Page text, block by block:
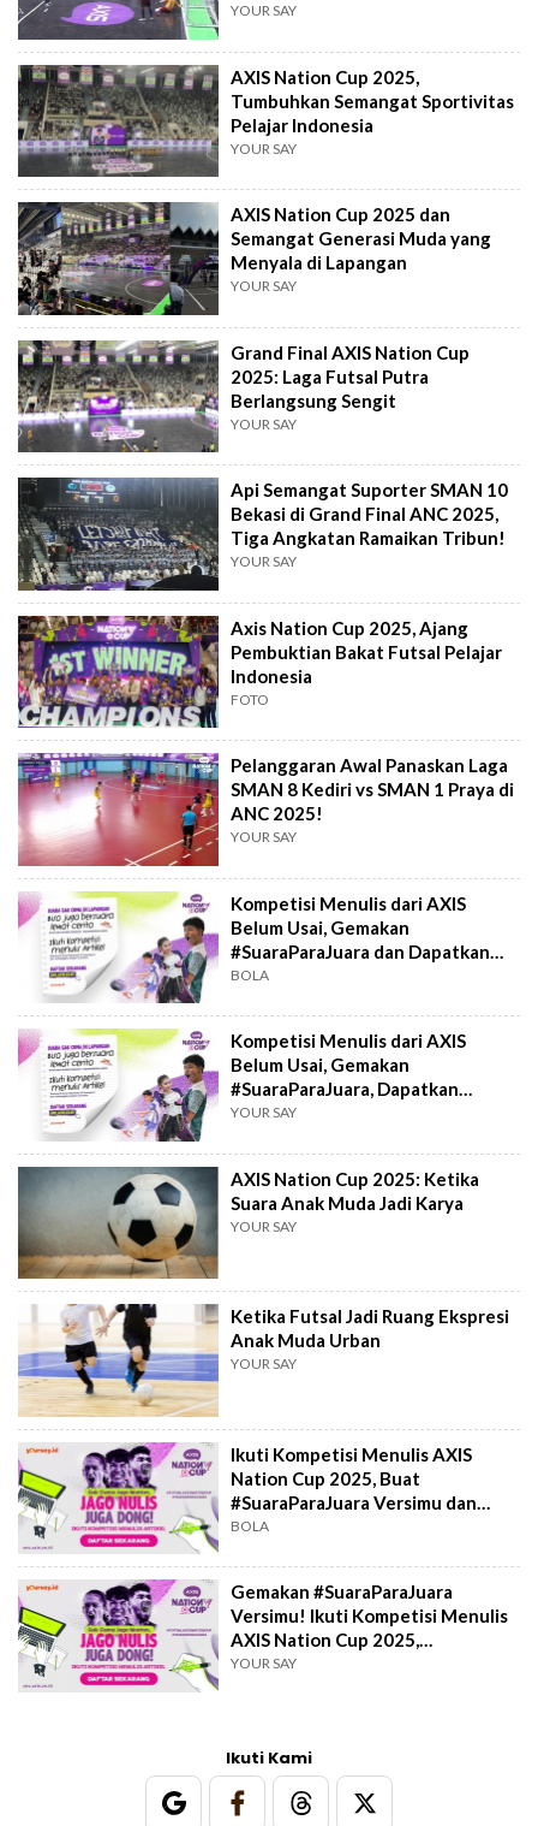
YOUR SAY
AXIS Nation Cup 2025,
Tumbuhkan Semangat Sportivitas
Pelajar Indonesia
YOUR SAY
AXIS Nation Cup 2025 dan
Semangat Generasi Muda yang
Menyala di Lapangan
YOUR SAY
Grand Final AXIS Nation Cup
2025: Laga Futsal Putra
Berlangsung Sengit
YOUR SAY
Api Semangat Suporter SMAN 10
Bekasi di Grand Final ANC 2025,
Tiga Angkatan Ramaikan Tribun!
YOUR SAY
Axis Nation Cup 2025, Ajang
Pembuktian Bakat Futsal Pelajar
Indonesia
FOTO
Pelanggaran Awal Panaskan Laga
SMAN 8 Kediri vs SMAN 1 Praya di
ANC 2025!
YOUR SAY
Kompetisi Menulis dari AXIS
Belum Usai, Gemakan
#SuaraParaJuara dan Dapatkan
Hadiah
BOLA
Kompetisi Menulis dari AXIS
Belum Usai, Gemakan
#SuaraParaJuara, Dapatkan
Hadiahnya!
YOUR SAY
AXIS Nation Cup 2025: Ketika
Suara Anak Muda Jadi Karya
YOUR SAY
Ketika Futsal Jadi Ruang Ekspresi
Anak Muda Urban
YOUR SAY
Ikuti Kompetisi Menulis AXIS
Nation Cup 2025, Buat
#SuaraParaJuara Versimu dan
Menangkan Hadiahnya
BOLA
Gemakan #SuaraParaJuara
Versimu! Ikuti Kompetisi Menulis
AXIS Nation Cup 2025,
Menangkan Hadiahnya!
YOUR SAY
Ikuti Kami